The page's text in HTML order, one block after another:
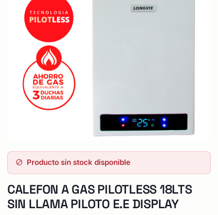
Producto sin stock disponible
CALEFON A GAS PILOTLESS 18LTS
SIN LLAMA PILOTO E.E DISPLAY